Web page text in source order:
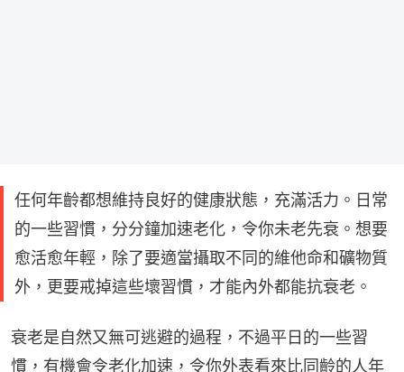
任何年齡都想維持良好的健康狀態，充滿活力。日常
的一些習慣，分分鐘加速老化，令你未老先衰。想要
愈活愈年輕，除了要適當攝取不同的維他命和礦物質
外，更要戒掉這些壞習慣，才能內外都能抗衰老。
衰老是自然又無可逃避的過程，不過平日的一些習
慣，有機會令老化加速，令你外表看來比同齡的人年